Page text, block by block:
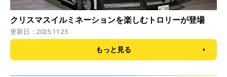
クリスマスイルミネーションを楽しむトロリーが登場
更新日：2025.11.25
もっと見る